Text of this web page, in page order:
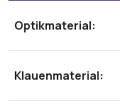
Optikmaterial:
Klauenmaterial: